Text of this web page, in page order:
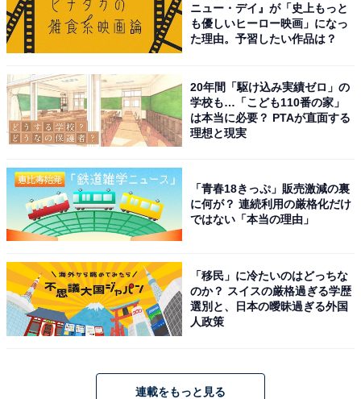
占い師＆イラストレータープロフィール
占い師：章月 綾乃
タイアップ記事などを多数手がけています。
ニュー・デイ』が「史上もっと
も優しいヒーロー映画」になっ
た理由。予習したい作品は？
20年間「駆け込み実績ゼロ」の
学校も…「こども110番の家」
は本当に必要？ PTAが直面する
理想と現実
「青春18きっぷ」販売激減の裏
に何が？ 連続利用の厳格化だけ
ではない「本当の理由」
「移民」に冷たいのはどっちな
のか？ スイスの厳格過ぎる学歴
選別と、日本の曖昧過ぎる外国
人政策
連載をもっと見る